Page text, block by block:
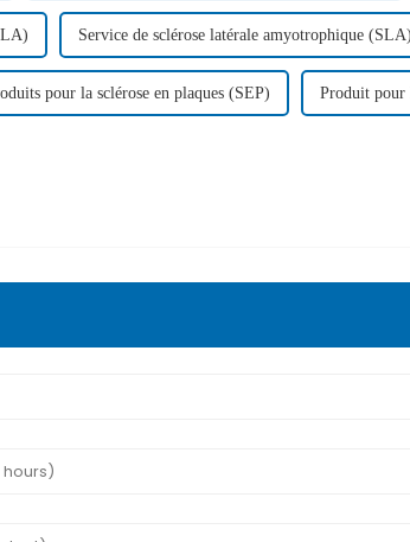
Service de sclérose latérale amyotrophique (SLA)
pour la sclérose en plaques (SEP) Produit pour